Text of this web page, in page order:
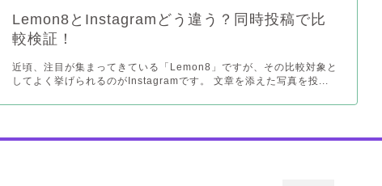
Lemon8とInstagramどう違う？同時投稿で比
較検証！
近頃、注目が集まってきている「Lemon8」ですが、その比較対象と
してよく挙げられるのがInstagramです。 文章を添えた写真を投...